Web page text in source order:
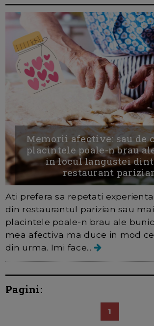
Memorii afective: sau de
placintele poale-n brau
in locul langustei
restaurant
Ati prefera sa repetati
din restaurantul parizian sau
placintele poale-n brau ale
mea afectiva ma duce in mod
din urma. Imi face...
Pagini:
1